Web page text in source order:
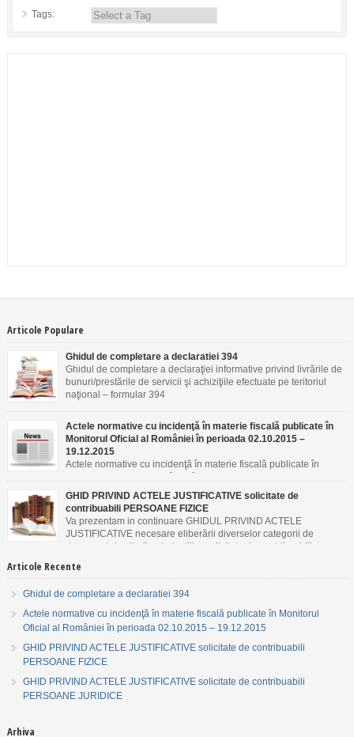
Tags:
Articole Populare
Ghidul de completare a declaratiei 394
Ghidul de completare a declaraţiei informative privind livrările de
bunuri/prestările de servicii şi achiziţiile efectuate pe teritoriul
naţional – formular 394
Actele normative cu incidenţă în materie fiscală publicate în
Monitorul Oficial al României în perioada 02.10.2015 –
19.12.2015
Actele normative cu incidenţă în materie fiscală publicate în
GHID PRIVIND ACTELE JUSTIFICATIVE solicitate de
contribuabili PERSOANE FIZICE
Va prezentam in continuare GHIDUL PRIVIND ACTELE
JUSTIFICATIVE necesare eliberării diverselor categorii de
documente/emiterii autorizaţiilor solicitate de contribuabili
Articole Recente
Ghidul de completare a declaratiei 394
Actele normative cu incidenţă în materie fiscală publicate în Monitorul
Oficial al României în perioada 02.10.2015 – 19.12.2015
GHID PRIVIND ACTELE JUSTIFICATIVE solicitate de contribuabili
PERSOANE FIZICE
GHID PRIVIND ACTELE JUSTIFICATIVE solicitate de contribuabili
PERSOANE JURIDICE
Arhiva